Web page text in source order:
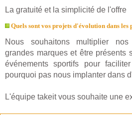
La gratuité et la simplicité de l'offre
Quels sont vos projets d'évolution dans les
Nous souhaitons multiplier
grandes marques et être présents
événements sportifs pour
pourquoi pas nous implanter dans
L'équipe takeit vous souhaite une